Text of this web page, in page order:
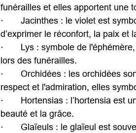
funérailles et elles apportent une
·       Jacinthes : le violet est
d’exprimer le réconfort, la paix et
·       Lys : symbole de
lors des funérailles.
·       Orchidées : les
respect et l'admiration, elles
·       Hortensias : l’hortensia
beauté et la grâce.
·       Glaïeuls : le glaïeul est